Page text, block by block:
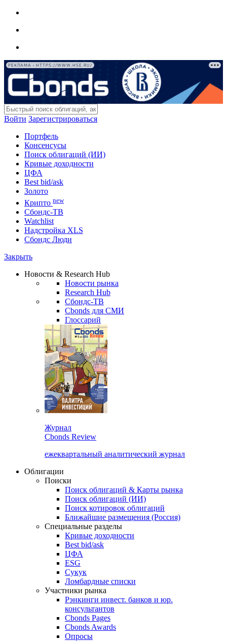
РЕКЛАМА • HTTPS://WWW.HSE.RU/
Войти Зарегистрироваться
Портфель
Консенсусы
Поиск облигаций (ИИ)
Кривые доходности
ЦФА
Best bid/ask
Золото
Крипто new
Сбондс-ТВ
Watchlist
Надстройка XLS
Сбондс Люди
Закрыть
Новости & Research Hub
Новости рынка
Research Hub
Сбондс-ТВ
Cbonds для СМИ
Глоссарий
Журнал
Cbonds Review
ежеквартальный аналитический журнал
Облигации
Поиски
Поиск облигаций & Карты рынка
Поиск облигаций (ИИ)
Поиск котировок облигаций
Ближайшие размещения (Россия)
Специальные разделы
Кривые доходности
Best bid/ask
ЦФА
ESG
Сукук
Ломбардные списки
Участники рынка
Рэнкинги инвест. банков и юр.
консультантов
Cbonds Pages
Cbonds Awards
Опросы